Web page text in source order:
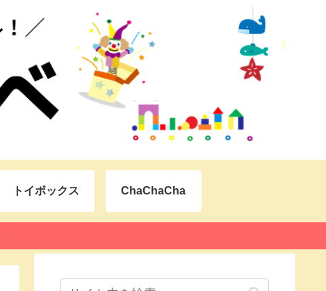
トイボックス ChaChaCha